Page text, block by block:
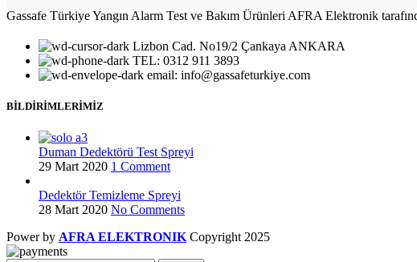
Gassafe Türkiye Yangın Alarm Test ve Bakım Ürünleri AFRA Elektronik
Lizbon Cad. No19/2 Çankaya ANKARA
TEL: 0312 911 3893
email: info@gassafeturkiye.com
BİLDİRİMLERİMİZ
Duman Dedektörü Test Spreyi
29 Mart 2020 1 Comment
Dedektör Temizleme Spreyi
28 Mart 2020 No Comments
Power by AFRA ELEKTRONIK Copyright 2025